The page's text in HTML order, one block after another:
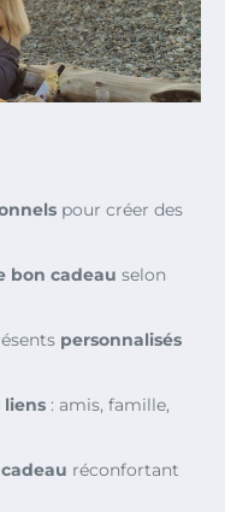
pour créer des
bon cadeau selon
personnalisés
liens : amis, famille,
réconfortant